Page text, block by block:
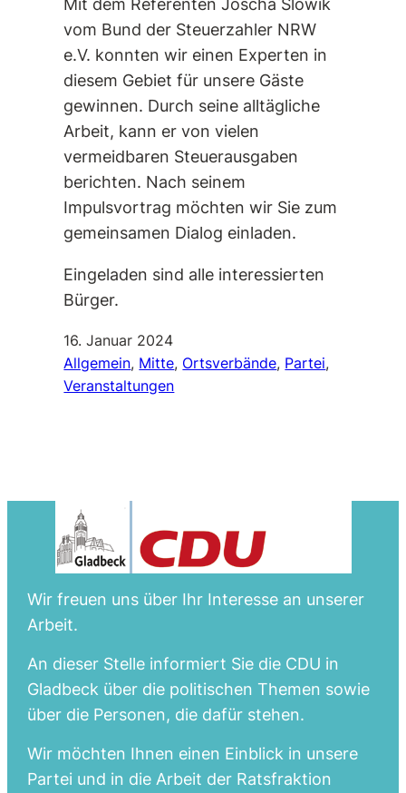
Mit dem Referenten Joscha Slowik
vom Bund der Steuerzahler NRW
e.V. konnten wir einen Experten in
diesem Gebiet für unsere Gäste
gewinnen. Durch seine alltägliche
Arbeit, kann er von vielen
vermeidbaren Steuerausgaben
berichten. Nach seinem
Impulsvortrag möchten wir Sie zum
gemeinsamen Dialog einladen.
Eingeladen sind alle interessierten
Bürger.
16. Januar 2024
Allgemein, Mitte, Ortsverbände, Partei
Veranstaltungen
Wir freuen uns über Ihr Interesse an unserer
Arbeit.
An dieser Stelle informiert Sie die CDU in
Gladbeck über die politischen Themen sowie
über die Personen, die dafür stehen.
Wir möchten Ihnen einen Einblick in unsere
Partei und in die Arbeit der Ratsfraktion